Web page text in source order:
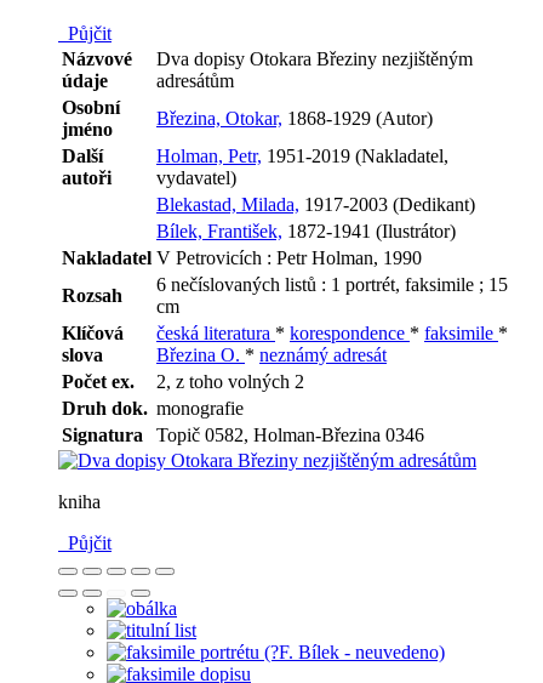
Půjčit
Názvové
údaje
Dva dopisy Otokara Březiny nezjištěným
adresátům
Osobní
jméno
Březina, Otokar, 1868-1929 (Autor)
Další
autoři
Holman, Petr, 1951-2019 (Nakladatel,
vydavatel)
Blekastad, Milada, 1917-2003 (Dedikant)
Bílek, František, 1872-1941 (Ilustrátor)
Nakladatel V Petrovicích : Petr Holman, 1990
Rozsah
6 nečíslovaných listů : 1 portrét, faksimile ; 15
cm
Klíčová
slova
česká literatura * korespondence * faksimile *
Březina O. * neznámý adresát
Počet ex.
2, z toho volných 2
Druh dok. monografie
Signatura
Topič 0582, Holman-Březina 0346
kniha
Půjčit